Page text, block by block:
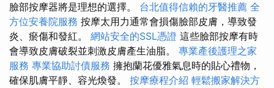
臉部按摩器將是理想的選擇。 台北值得信賴的牙醫推薦 全
方位安養院服務 按摩太用力通常會損傷臉部皮膚，導致發
炎、瘀傷和發紅。 網站安全的SSL憑證 這些臉部按摩有時
會導致皮膚破裂並刺激皮膚產生油脂。 專業產後護理之家
服務 專業協助討債服務 擁抱蘭花優雅氣息時的貼心禮物，
確保肌膚平靜、容光煥發。 按摩療程介紹 輕鬆搬家解決方